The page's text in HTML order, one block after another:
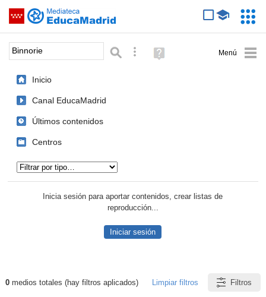
Saltar navegación
Palabra o frase: Búsqueda avanzada
Ayuda
(en
Inicio
Canal EducaMadrid
Últimos contenidos
Centros
Inicia sesión para aportar contenidos, crear listas de
reproducción...
Iniciar sesión
Resultados de: Binnorie
0medios totales (hay filtros aplicados) Limpiar filtros Filtros